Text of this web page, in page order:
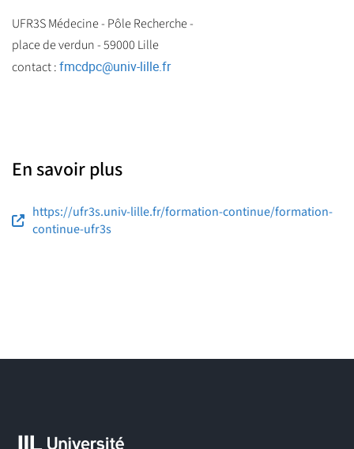
UFR3S Médecine - Pôle Recherche -
place de verdun - 59000 Lille
contact :fmcdpc@univ-lille.fr
En savoir plus
https://ufr3s.univ-lille.fr/formation-continue/formation-
continue-ufr3s